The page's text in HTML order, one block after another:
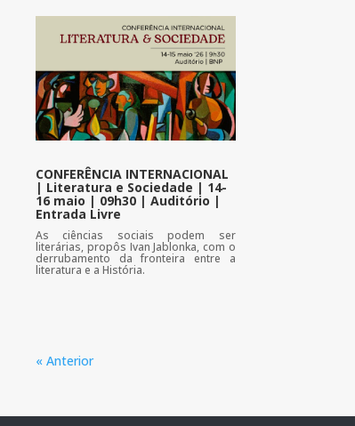
CONFERÊNCIA INTERNACIONAL
| Literatura e Sociedade | 14-
16 maio | 09h30 | Auditório |
Entrada Livre
As ciências sociais podem ser
literárias, propôs Ivan Jablonka, com o
derrubamento da fronteira entre a
literatura e a História.
« Anterior